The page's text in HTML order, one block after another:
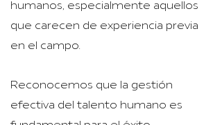
humanos, especialmente aquellos
que carecen de experiencia previa
en el campo.
Reconocemos que la gestión
efectiva del talento humano es